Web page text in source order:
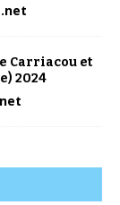
Carriacou et
2024